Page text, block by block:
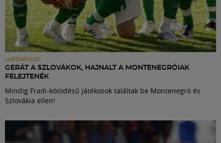
LABDARÚGÁS
GERÁT A SZLOVÁKOK, HAJNALT A MONTENEGRÓIAK
FELEJTENÉK
Mindig Fradi-kötödésű játékosok találtak be Montenegró és
Szlovákia ellen!